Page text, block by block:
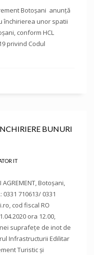
Botoşani anunţă
închirierea unor spatii
conform HCL
privind Codul
BUNURI
IT
AGREMENT, Botoşani,
710613/ 0331
cod fiscal RO
ora 12.00,
suprafețe de inot de
Infrastructurii Edilitar
Turistic și